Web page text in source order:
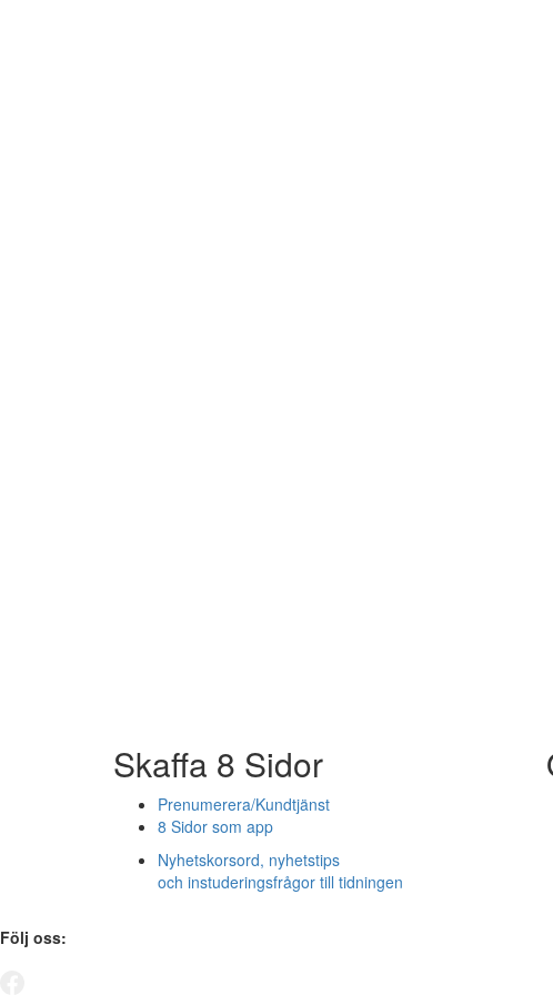
Skaffa 8 Sidor
Prenumerera/Kundtjänst
8 Sidor som app
Nyhetskorsord, nyhetstips
och instuderingsfrågor till tidningen
Följ oss: